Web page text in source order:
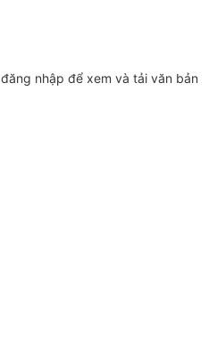
đăng nhập để xem và tải văn bản